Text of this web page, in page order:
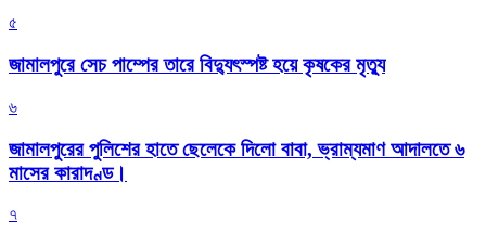
৫
জামালপুরে সেচ পাম্পের তারে বিদ্যুৎস্পষ্ট হয়ে কৃষকের মৃত্যু
৬
জামালপুরের পুলিশের হাতে ছেলেকে দিলো বাবা, ভ্রাম্যমাণ আদালতে ৬
মাসের কারাদণ্ড।
৭